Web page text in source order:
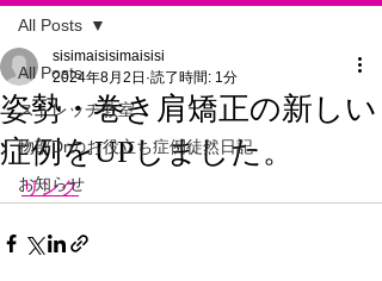
All Posts
ストレッチ教室
物部Drのお役立ち症例徒然日記
お知らせ
All Posts
姿勢・巻き肩矯正の新しい
症例をUPしました。
sisimaisisimaisisi
2024年8月2日 読了時間: 1分
リンク